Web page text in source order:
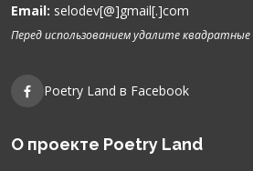
Email: selodev[@]gmail[.]com
Перед использованием удалите квадратные
Poetry Land в Facebook
О проекте Poetry Land